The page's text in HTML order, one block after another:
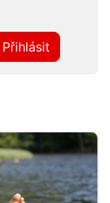
Přihlásit